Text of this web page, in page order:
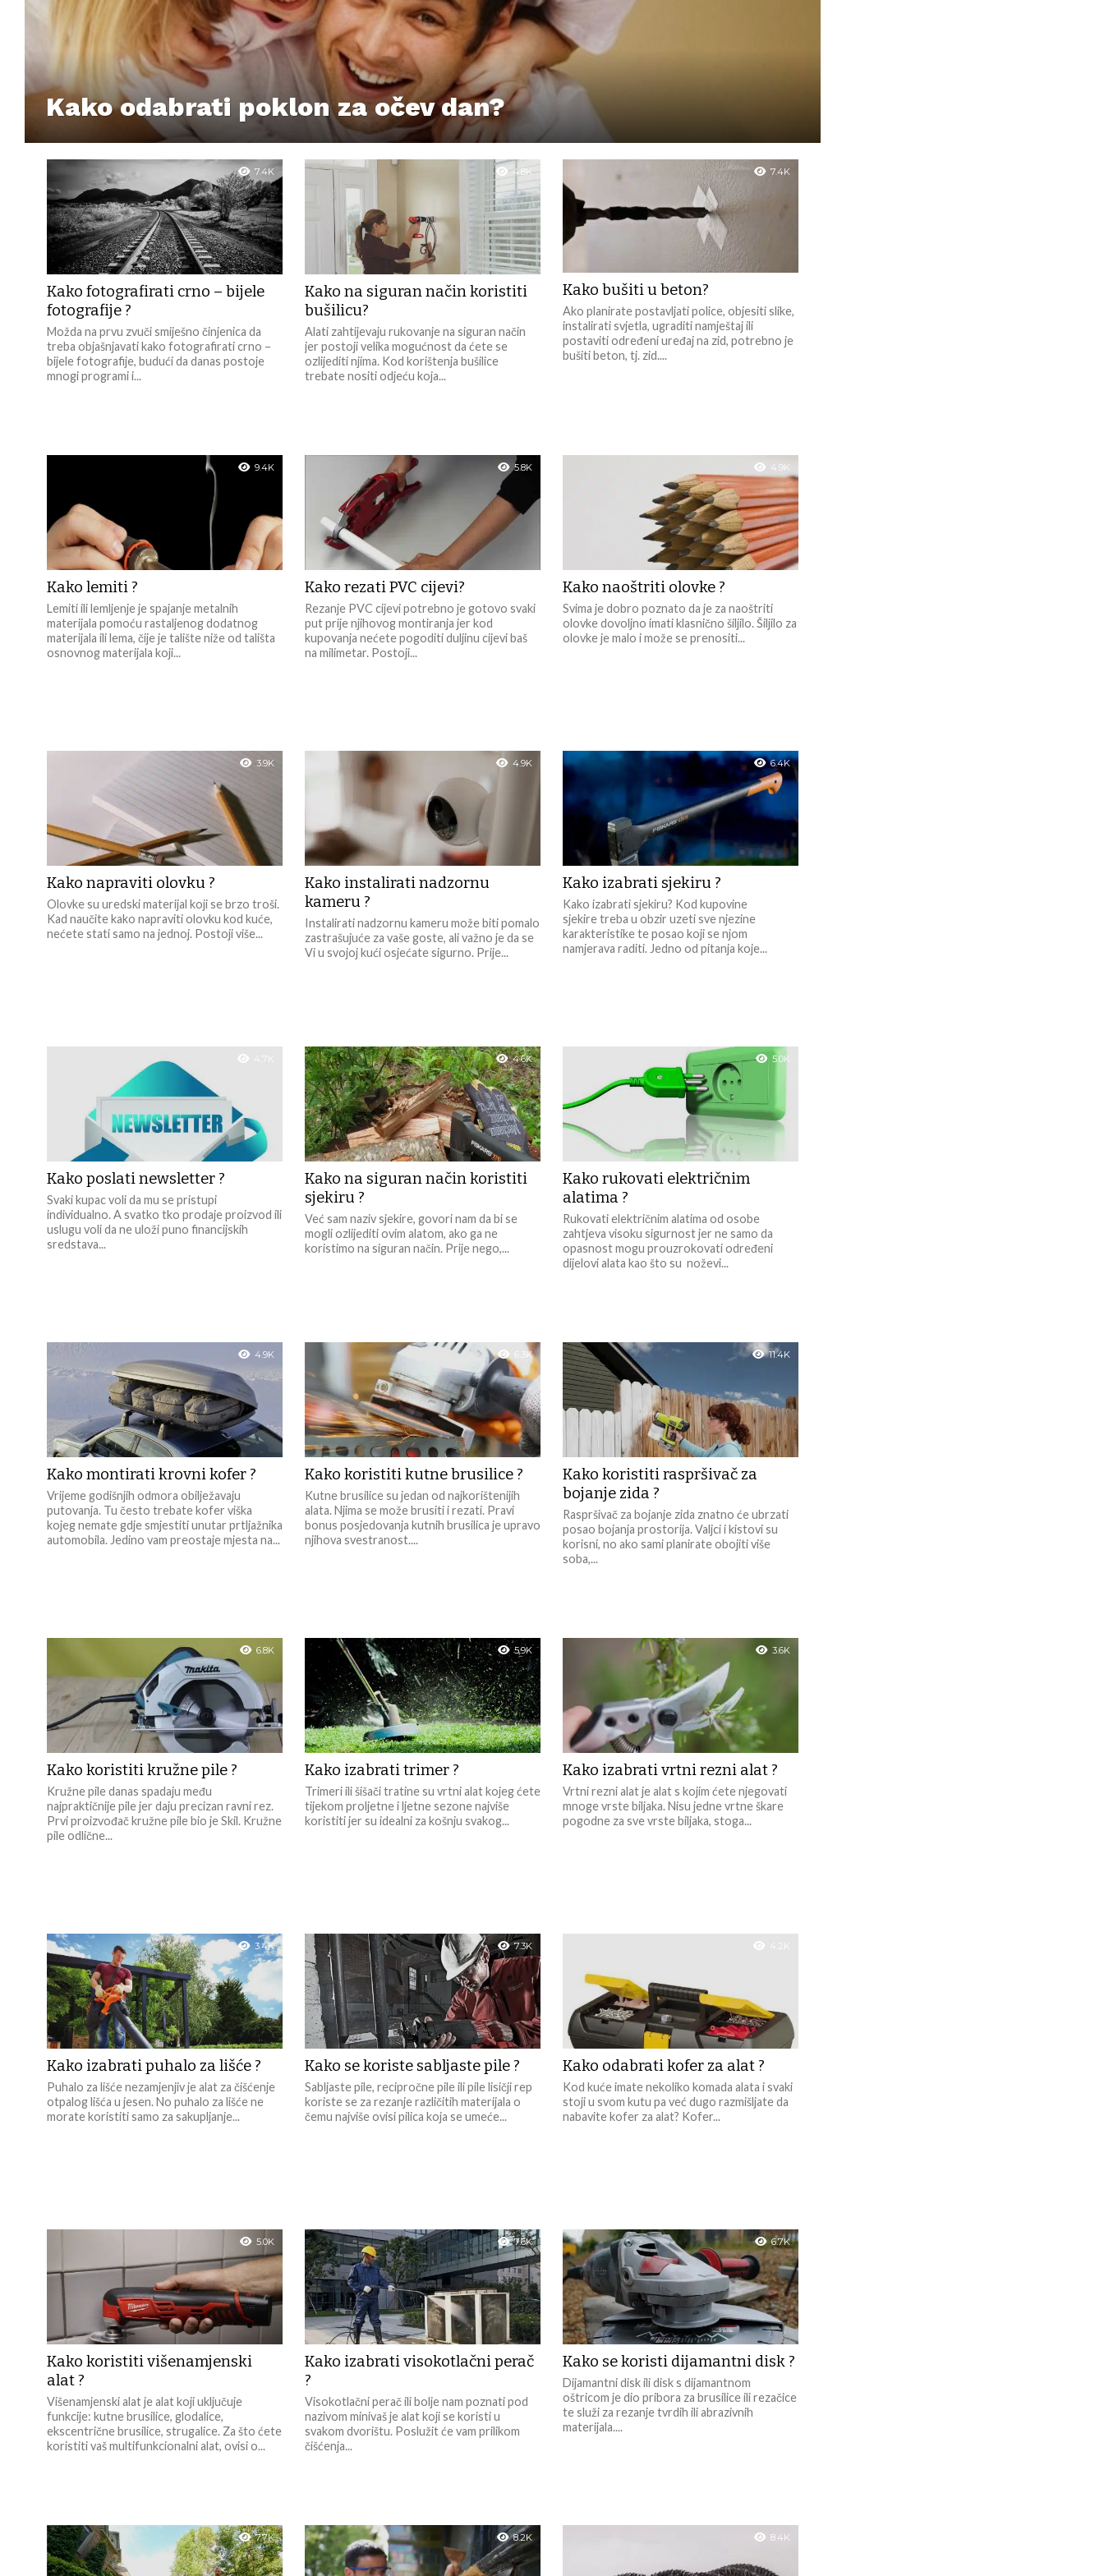
Kako odabrati poklon za očev dan?
7.4K
Kako fotografirati crno – bijele
fotografije ?
Možda na prvu zvuči smiješno činjenica da
treba objašnjavati kako fotografirati crno –
bijele fotografije, budući da danas postoje
mnogi programi i...
4.8K
Kako na siguran način koristiti
bušilicu?
Alati zahtijevaju rukovanje na siguran način
jer postoji velika mogućnost da ćete se
ozlijediti njima. Kod korištenja bušilice
trebate nositi odjeću koja...
7.4K
Kako bušiti u beton?
Ako planirate postavljati police, objesiti slike,
instalirati svjetla, ugraditi namještaj ili
postaviti određeni uređaj na zid, potrebno je
bušiti beton, tj. zid....
9.4K
Kako lemiti ?
Lemiti ili lemljenje je spajanje metalnih
materijala pomoću rastaljenog dodatnog
materijala ili lema, čije je talište niže od tališta
osnovnog materijala koji...
5.8K
Kako rezati PVC cijevi?
Rezanje PVC cijevi potrebno je gotovo svaki
put prije njihovog montiranja jer kod
kupovanja nećete pogoditi duljinu cijevi baš
na milimetar. Postoji...
4.9K
Kako naoštriti olovke ?
Svima je dobro poznato da je za naoštriti
olovke dovoljno imati klasnično šiljilo. Šiljilo za
olovke je malo i može se prenositi...
3.9K
Kako napraviti olovku ?
Olovke su uredski materijal koji se brzo troši.
Kad naučite kako napraviti olovku kod kuće,
nećete stati samo na jednoj. Postoji više...
4.9K
Kako instalirati nadzornu
kameru ?
Instalirati nadzornu kameru može biti pomalo
zastrašujuće za vaše goste, ali važno je da se
Vi u svojoj kući osjećate sigurno. Prije...
6.4K
Kako izabrati sjekiru ?
Kako izabrati sjekiru? Kod kupovine
sjekire treba u obzir uzeti sve njezine
karakteristike te posao koji se njom
namjerava raditi. Jedno od pitanja koje...
4.7K
Kako poslati newsletter ?
Svaki kupac voli da mu se pristupi
individualno. A svatko tko prodaje proizvod ili
uslugu voli da ne uloži puno financijskih
sredstava...
4.6K
Kako na siguran način koristiti
sjekiru ?
Već sam naziv sjekire, govori nam da bi se
mogli ozlijediti ovim alatom, ako ga ne
koristimo na siguran način. Prije nego,...
5.0K
Kako rukovati električnim
alatima ?
Rukovati električnim alatima od osobe
zahtjeva visoku sigurnost jer ne samo da
opasnost mogu prouzrokovati određeni
dijelovi alata kao što su noževi...
4.9K
Kako montirati krovni kofer ?
Vrijeme godišnjih odmora obilježavaju
putovanja. Tu često trebate kofer viška
kojeg nemate gdje smjestiti unutar prtljažnika
automobila. Jedino vam preostaje mjesta na...
6.3K
Kako koristiti kutne brusilice ?
Kutne brusilice su jedan od najkorištenijih
alata. Njima se može brusiti i rezati. Pravi
bonus posjedovanja kutnih brusilica je upravo
njihova svestranost....
11.4K
Kako koristiti raspršivač za
bojanje zida ?
Raspršivač za bojanje zida znatno će ubrzati
posao bojanja prostorija. Valjci i kistovi su
korisni, no ako sami planirate obojiti više
soba,...
6.8K
Kako koristiti kružne pile ?
Kružne pile danas spadaju među
najpraktičnije pile jer daju precizan ravni rez.
Prvi proizvođač kružne pile bio je Skil. Kružne
pile odlične...
5.9K
Kako izabrati trimer ?
Trimeri ili šišači tratine su vrtni alat kojeg ćete
tijekom proljetne i ljetne sezone najviše
koristiti jer su idealni za košnju svakog...
3.6K
Kako izabrati vrtni rezni alat ?
Vrtni rezni alat je alat s kojim ćete njegovati
mnoge vrste biljaka. Nisu jedne vrtne škare
pogodne za sve vrste biljaka, stoga...
3.4K
Kako izabrati puhalo za lišće ?
Puhalo za lišće nezamjenjiv je alat za čišćenje
otpalog lišća u jesen. No puhalo za lišće ne
morate koristiti samo za sakupljanje...
7.3K
Kako se koriste sabljaste pile ?
Sabljaste pile, recipročne pile ili pile lisičji rep
koriste se za rezanje različitih materijala o
čemu najviše ovisi pilica koja se umeće...
4.2K
Kako odabrati kofer za alat ?
Kod kuće imate nekoliko komada alata i svaki
stoji u svom kutu pa već dugo razmišljate da
nabavite kofer za alat? Kofer...
5.0K
Kako koristiti višenamjenski
alat ?
Višenamjenski alat je alat koji uključuje
funkcije: kutne brusilice, glodalice,
ekscentrične brusilice, strugalice. Za što ćete
koristiti vaš multifunkcionalni alat, ovisi o...
7.6K
Kako izabrati visokotlačni perač
?
Visokotlačni perač ili bolje nam poznati pod
nazivom minivaš je alat koji se koristi u
svakom dvorištu. Poslužit će vam prilikom
čišćenja...
6.7K
Kako se koristi dijamantni disk ?
Dijamantni disk ili disk s dijamantnom
oštricom je dio pribora za brusilice ili rezačice
te služi za rezanje tvrdih ili abrazivnih
materijala....
7.7K 8.2K 8.4K